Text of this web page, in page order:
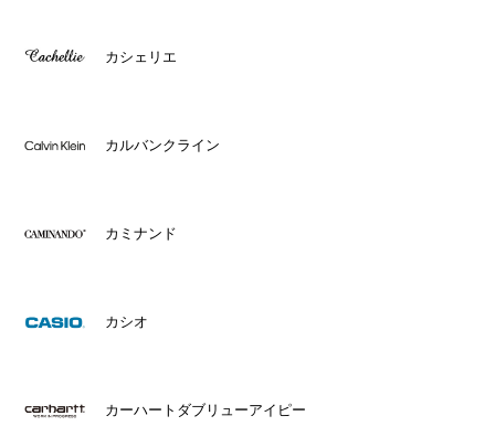
カシェリエ
カルバンクライン
カミナンド
カシオ
カーハートダブリューアイピー